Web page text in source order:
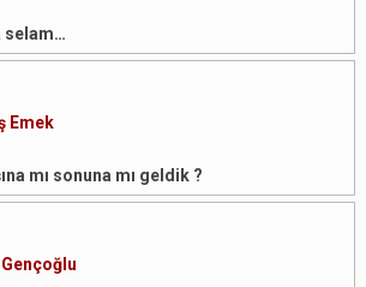
selam…
Emek
mı sonuna mı geldik ?